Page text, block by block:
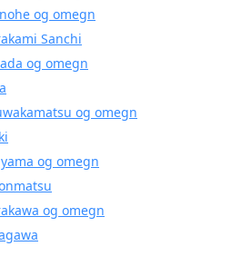
og omegn
Sanchi
og omegn
og omegn
og omegn
og omegn